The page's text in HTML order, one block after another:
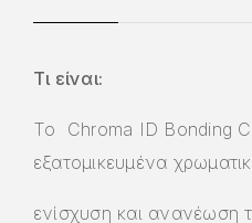
Τι είναι:
Το Chroma ID Bonding
εξατομικευμένα
ενίσχυση και